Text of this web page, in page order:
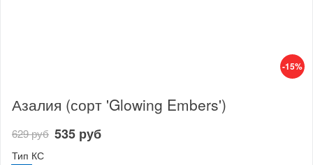
-15%
Азалия (сорт 'Glowing Embers')
629 руб 535 руб
Тип КС